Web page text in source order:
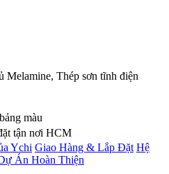
Melamine, Thép sơn tĩnh điện
màu
tận nơi HCM
Ychi Giao Hàng & Lắp Đặt Hệ
Án Hoàn Thiện